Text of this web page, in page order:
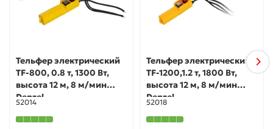
предохранительная скоба.
Продуманная конструкция — благодаря
Прочный трос — он изготовлен из стали, а его
толщина составляет 5,6 мм.
Удобная эксплуатация — управление осуществляется
с выносного пульта.
Быстрый монтаж — в комплект входит набор
Тельфер электрический
TF-800, 0.8 т, 1300 Вт,
высота 12 м, 8 м/мин
Denzel
52014
Тельфер электрический
TF-1200,1.2 т, 1800 Вт,
высота 12 м, 8 м/мин
Denzel
52018